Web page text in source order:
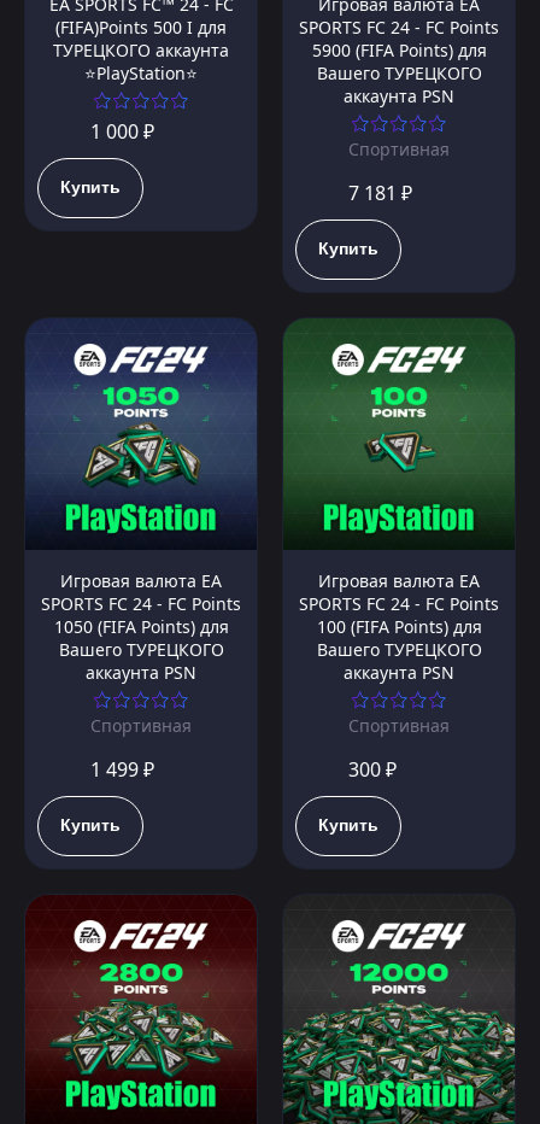
(FIFA)Points 500 I для
ТУРЕЦКОГО аккаунта
⭐PlayStation⭐
1 000 ₽
Купить
SPORTS FC 24 - FC Points
5900 (FIFA Points) для
Вашего ТУРЕЦКОГО
аккаунта PSN
Спортивная
7 181 ₽
Купить
Игровая валюта EA
SPORTS FC 24 - FC Points
1050 (FIFA Points) для
Вашего ТУРЕЦКОГО
аккаунта PSN
Спортивная
1 499 ₽
Купить
Игровая валюта EA
SPORTS FC 24 - FC Points
100 (FIFA Points) для
Вашего ТУРЕЦКОГО
аккаунта PSN
Спортивная
300 ₽
Купить